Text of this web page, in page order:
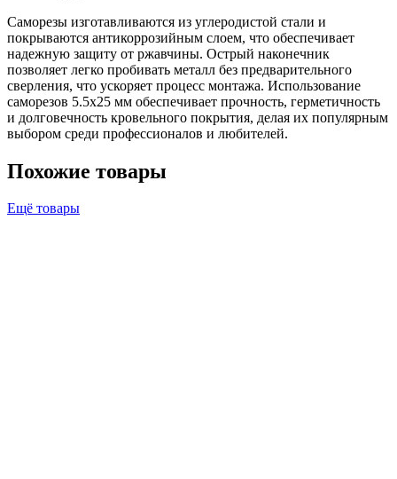
Саморезы изготавливаются из углеродистой стали и
покрываются антикоррозийным слоем, что обеспечивает
надежную защиту от ржавчины. Острый наконечник
позволяет легко пробивать металл без предварительного
сверления, что ускоряет процесс монтажа. Использование
саморезов 5.5х25 мм обеспечивает прочность, герметичность
и долговечность кровельного покрытия, делая их популярным
выбором среди профессионалов и любителей.
Похожие товары
Ещё товары